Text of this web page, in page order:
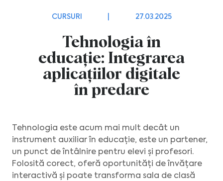
CURSURI 27.03.2025
Tehnologia în
educație: Integrarea
aplicațiilor digitale
în predare
Tehnologia este acum mai mult decât un
instrument auxiliar în educație, este un partener,
un punct de întâlnire pentru elevi și profesori.
Folosită corect, oferă oportunități de învățare
interactivă și poate transforma sala de clasă